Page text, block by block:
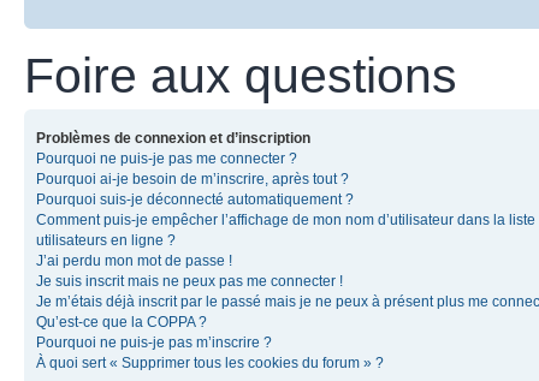
Foire aux questions
Problèmes de connexion et d’inscription
Pourquoi ne puis-je pas me connecter ?
Pourquoi ai-je besoin de m’inscrire, après tout ?
Pourquoi suis-je déconnecté automatiquement ?
Comment puis-je empêcher l’affichage de mon nom d’utilisateur dans la liste
utilisateurs en ligne ?
J’ai perdu mon mot de passe !
Je suis inscrit mais ne peux pas me connecter !
Je m’étais déjà inscrit par le passé mais je ne peux à présent plus me
Qu’est-ce que la COPPA ?
Pourquoi ne puis-je pas m’inscrire ?
À quoi sert « Supprimer tous les cookies du forum » ?